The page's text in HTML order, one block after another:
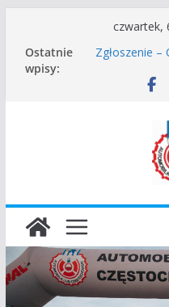
treści
czwartek,
Ostatnie
wpisy:
Sezonu 2025
I Gliwicki
Miasta